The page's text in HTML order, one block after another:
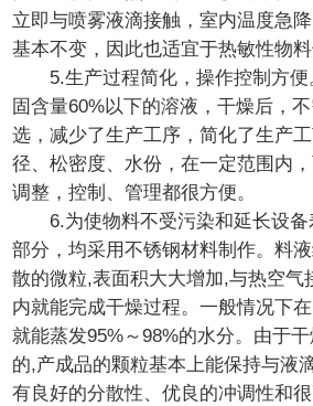
立即与喷雾液滴接触，室内温度急
基本不变，因此也适宜于热敏性物料
5.生产过程简化，操作控制方便
固含量60%以下的溶液，干燥后，
选，减少了生产工序，简化了生产
径、松密度、水份，在一定范围内
调整，控制、管理都很方便。
6.为使物料不受污染和延长设备
部分，均采用不锈钢材料制作。料
散的微粒,表面积大大增加,与热空气
内就能完成干燥过程。一般情况下
就能蒸发95%～98%的水分。由于
的,产成品的颗粒基本上能保持与液
有良好的分散性、优良的冲调性和很